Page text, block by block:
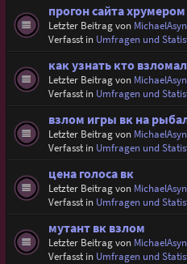
прогон сайта хрумером
Letzter Beitrag von
Verfasst in Umfragen und
как узнать кто
Letzter Beitrag von
Verfasst in Umfragen und
взлом игры вк на
Letzter Beitrag von
Verfasst in Umfragen und
цена голоса вк
Letzter Beitrag von
Verfasst in Umfragen und
мутант вк взлом
Letzter Beitrag von
Verfasst in Umfragen und